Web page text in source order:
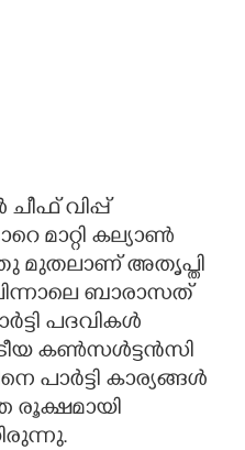
വിപ്പ്
മാറ്റി കല്യാൺ
മുതലാണ് അതൃപ്തി
ബാരാസത്
പദവികൾ
കൺസൾട്ടൻസി
പാർട്ടി കാര്യങ്ങൾ
രൂക്ഷമായി